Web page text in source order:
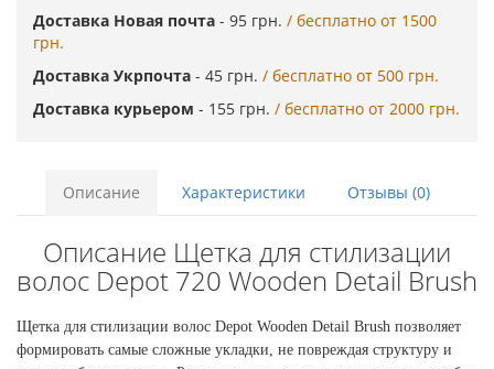
Доставка Новая почта - 95 грн. / бесплатно от 1500
грн.
Доставка Укрпочта - 45 грн. / бесплатно от 500 грн.
Доставка курьером - 155 грн. / бесплатно от 2000 грн.
Описание Характеристики Отзывы (0)
Описание Щетка для стилизации
волос Depot 720 Wooden Detail Brush
Щетка для стилизации волос Depot Wooden Detail Brush позволяет
формировать самые сложные укладки, не повреждая структуру и